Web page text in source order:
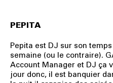
PEPITA
Pepita est DJ sur son
semaine (ou le contraire).
Account Manager et DJ ça
jour donc, il est banquier